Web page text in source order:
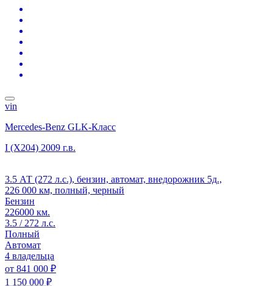
vin
Mercedes-Benz GLK-Класс
I (X204) 2009 г.в.
3.5 АТ (272 л.с.), бензин, автомат, внедорожник 5д.,
226 000 км, полный, черный
Бензин
226000 км.
3.5 / 272 л.с.
Полный
Автомат
4 владельца
от 841 000 ₽
1 150 000 ₽